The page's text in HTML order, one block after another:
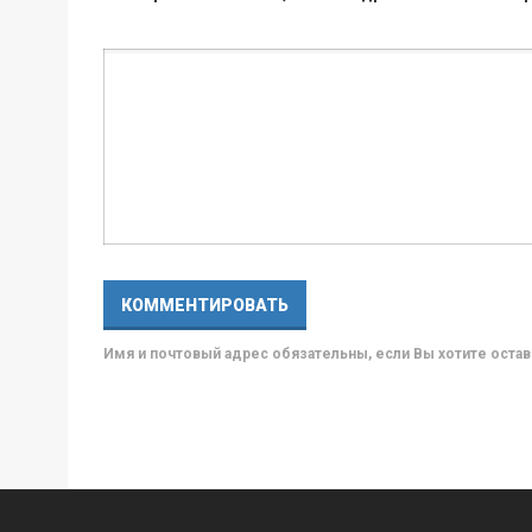
Имя и почтовый адрес обязательны, если Вы хотите